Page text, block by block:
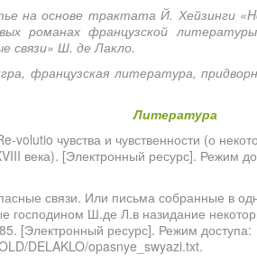
на основе трактата Й. Хейзинги
романах французской
связи» Ш. де Лакло.
французская литература,
Литература
volutio чувства и чувственности (о
века). [Электронный ресурс]. Режим
связи. Или письма собранные в
господином Ш.де Л.в назидание
[Электронный ресурс]. Режим доступа:
DELAKLO/opasnye_swyazi.txt.